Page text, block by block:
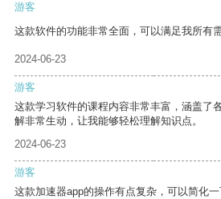
游客
这款软件的功能非常全面，可以满足我所有需
2024-06-23
游客
这款学习软件的课程内容非常丰富，涵盖了
解非常生动，让我能够轻松理解知识点。
2024-06-23
游客
这款加速器app的操作有点复杂，可以简化